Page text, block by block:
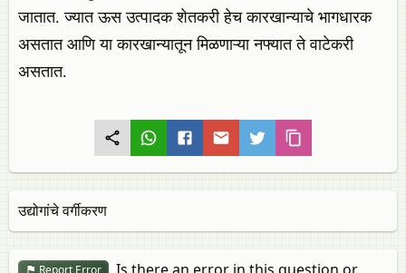
जातात. ज्यात ऊस उत्पादक शेतकरी हेच कारखान्याचे भागधारक
असतात आणि या कारखान्यातून मिळणाऱ्या नफ्यात ते वाटेकरी
असतात.
उद्योगांचे वर्गीकरण